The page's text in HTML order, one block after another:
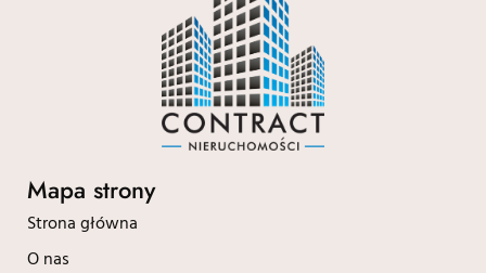
Mapa strony
Strona główna
O nas